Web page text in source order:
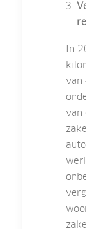
In
van
van